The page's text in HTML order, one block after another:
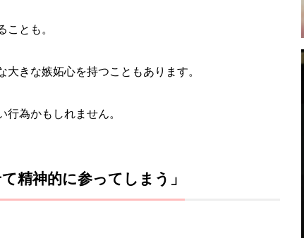
とも。
きな嫉妬心を持つこともあります。
為かもしれません。
精神的に参ってしまう」